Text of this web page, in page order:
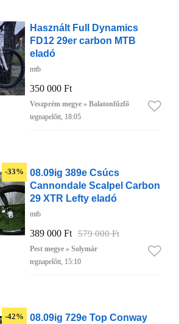
Használt Full Dynamics
FD12 29er carbon MTB
eladó
mtb
350 000 Ft
Veszprém megye » Balatonfűzfő
tegnapelőtt, 18:05
-33%
08.09ig 389e Csúcs
Cannondale Scalpel Carbon
29 XTR Lefty eladó
mtb
389 000 Ft 579 000 Ft
Pest megye » Solymár
tegnapelőtt, 15:10
-42%
08.09ig 729e Top Conway